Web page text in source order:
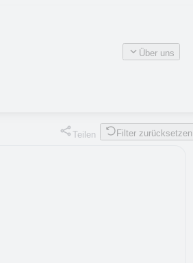
Über uns
Teilen Filter zurücksetzen